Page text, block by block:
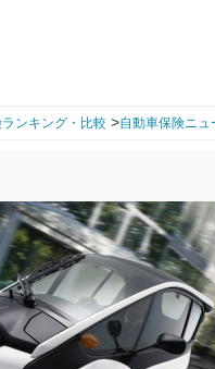
ンキング・比較 >自動車保険ニュ